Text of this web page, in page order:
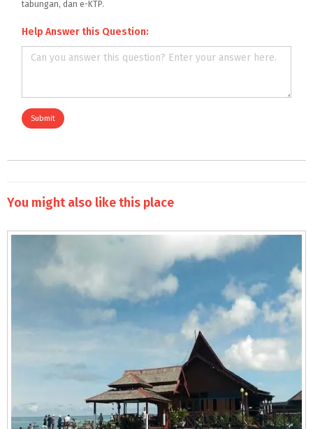
tabungan, dan e-KTP.
Help Answer this Question:
Submit
You might also like this place